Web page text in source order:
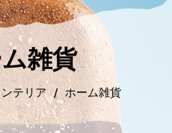
雑貨
テリア / ホーム雑貨